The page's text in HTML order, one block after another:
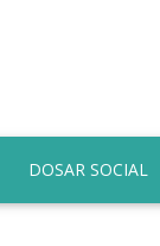
DOSAR SOCIAL